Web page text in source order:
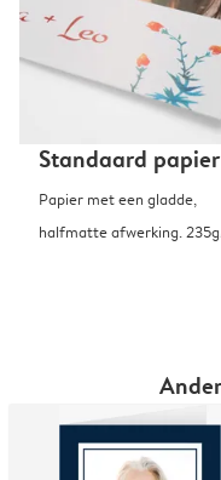
Standaard papier
Papier met een gladde,
halfmatte afwerking.